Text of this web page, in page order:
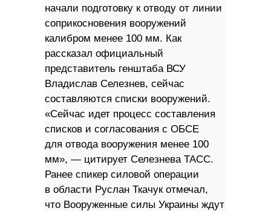
начали подготовку к отводу от линии
соприкосновения вооружений
калибром менее 100 мм. Как
рассказал официальный
представитель генштаба ВСУ
Владислав Селезнев, сейчас
составляются списки вооружений.
«Сейчас идет процесс составления
списков и согласования с ОБСЕ
для отвода вооружения менее 100
мм», — цитирует Селезнева ТАСС.
Ранее спикер силовой операции
в области Руслан Ткачук отмечал,
что Вооруженные силы Украины ждут